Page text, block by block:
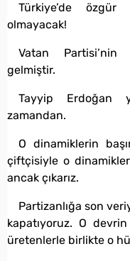
Türkiye’de
olmayacak!
Vatan Partisi’nin
gelmiştir.
Tayyip Erdoğan
zamandan.
O dinamiklerin
çiftçisiyle o
ancak çıkarız.
Partizanlığa son
kapatıyoruz. O
üretenlerle birlikte o